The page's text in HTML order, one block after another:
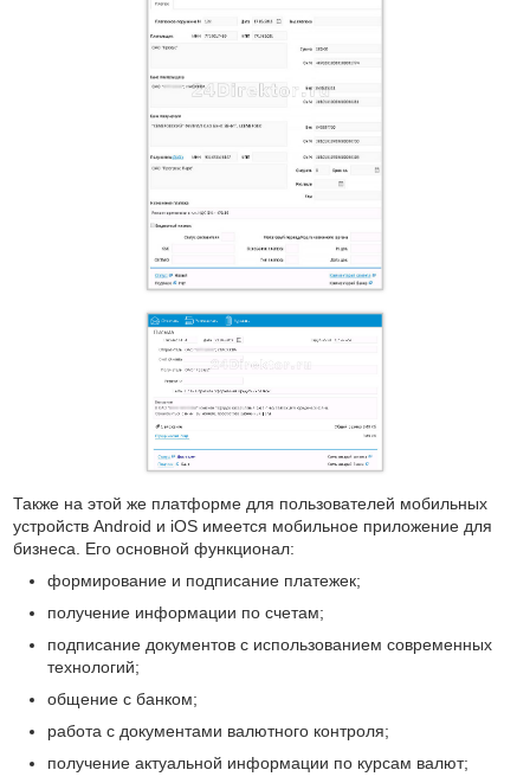
Также на этой же платформе для пользователей мобильных
устройств Android и iOS имеется мобильное приложение для
бизнеса. Его основной функционал:
формирование и подписание платежек;
получение информации по счетам;
подписание документов с использованием современных
технологий;
общение с банком;
работа с документами валютного контроля;
получение актуальной информации по курсам валют;